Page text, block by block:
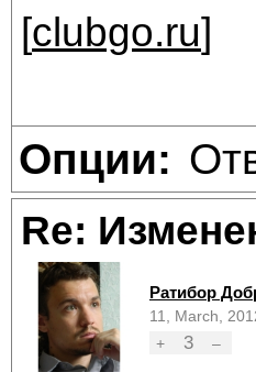
[clubgo.ru]
Опции:
Re:
Ратибор
11, March,
+
3 –